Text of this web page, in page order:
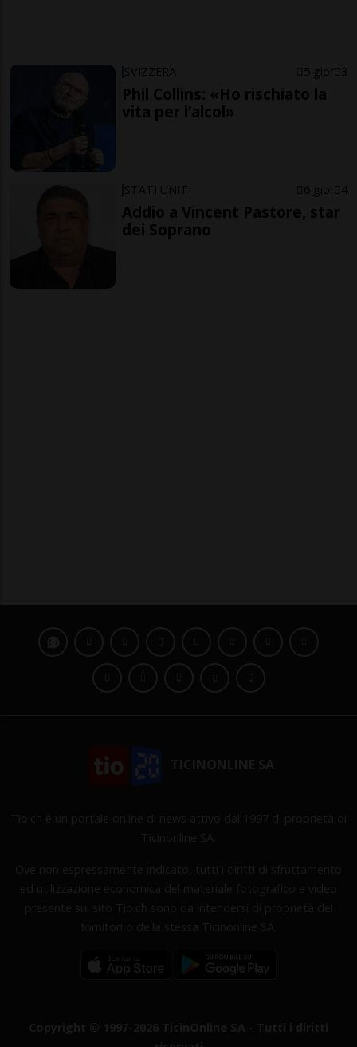
SVIZZERA 5 gior 3
Phil Collins: «Ho rischiato la
vita per l’alcol»
STATI UNITI 6 gior 4
Addio a Vincent Pastore, star
dei Soprano